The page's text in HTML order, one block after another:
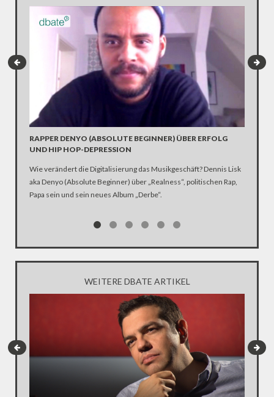
RAPPER DENYO (ABSOLUTE BEGINNER) ÜBER ERFOLG
UND HIP HOP-DEPRESSION
Wie verändert die Digitalisierung das Musikgeschäft? Dennis Lisk
aka Denyo (Absolute Beginner) über „Realness“, politischen Rap,
Papa sein und sein neues Album „Derbe“.
WEITERE DBATE ARTIKEL